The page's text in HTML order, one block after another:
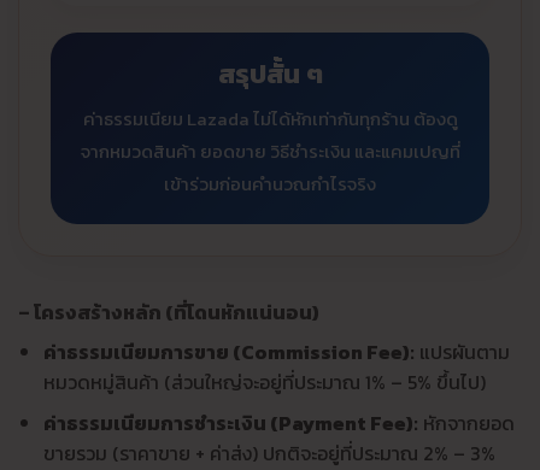
สรุปสั้น ๆ
ค่าธรรมเนียม Lazada ไม่ได้หักเท่ากันทุกร้าน ต้องดู
จากหมวดสินค้า ยอดขาย วิธีชำระเงิน และแคมเปญที่
เข้าร่วมก่อนคำนวณกำไรจริง
– โครงสร้างหลัก (ที่โดนหักแน่นอน)
ค่าธรรมเนียมการขาย (Commission Fee): แปรผันตาม
หมวดหมู่สินค้า (ส่วนใหญ่จะอยู่ที่ประมาณ 1% – 5% ขึ้นไป)
ค่าธรรมเนียมการชำระเงิน (Payment Fee): หักจากยอด
ขายรวม (ราคาขาย + ค่าส่ง) ปกติจะอยู่ที่ประมาณ 2% – 3%